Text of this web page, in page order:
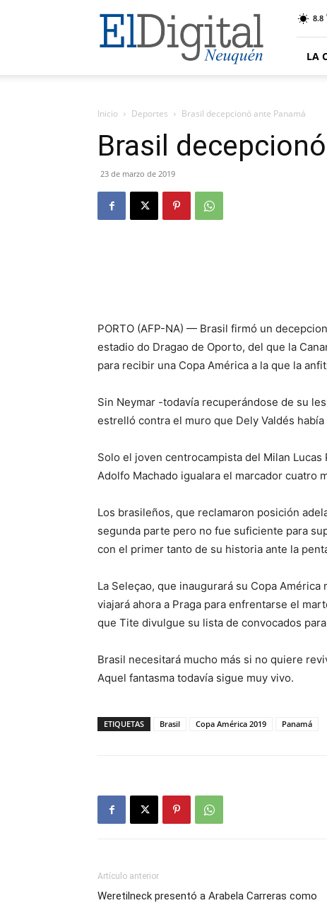
El
Digital
Neuquen
8.8
LA
Inicio Deportes Brasil decepcionó ante Panamá
Brasil
23 de marzo de 2019
PORTO (AFP-NA) — Brasil firmó un
estadio do Dragao de Oporto, del que la
para recibir una Copa América a la que la
Sin Neymar -todavía recuperándose de su
estrelló contra el muro que Dely Valdés
Solo el joven centrocampista del Milan
Adolfo Machado igualara el marcador cuatro
Los brasileños, que reclamaron posición
segunda parte pero no fue suficiente para
con el primer tanto de su historia ante la
La Seleçao, que inaugurará su Copa
viajará ahora a Praga para enfrentarse el
que Tite divulgue su lista de convocados
Brasil necesitará mucho más si no quiere
Aquel fantasma todavía sigue muy vivo.
ETIQUETAS Brasil Copa América 2019 Panamá
Artículo anterior
Weretilneck presentó a Arabela Carreras como